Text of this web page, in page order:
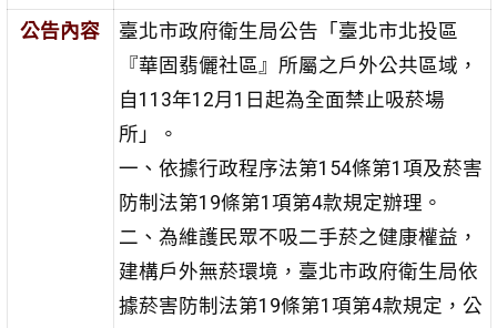
公告內容
臺北市政府衛生局公告「臺北市北投區
『華固翡儷社區』所屬之戶外公共區域，
自113年12月1日起為全面禁止吸菸場
所」。
一、依據行政程序法第154條第1項及菸害
防制法第19條第1項第4款規定辦理。
二、為維護民眾不吸二手菸之健康權益，
建構戶外無菸環境，臺北市政府衛生局依
據菸害防制法第19條第1項第4款規定，公